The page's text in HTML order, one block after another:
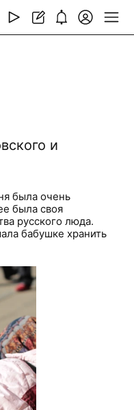
и
была очень
была своя
русского люда.
бабушке хранить